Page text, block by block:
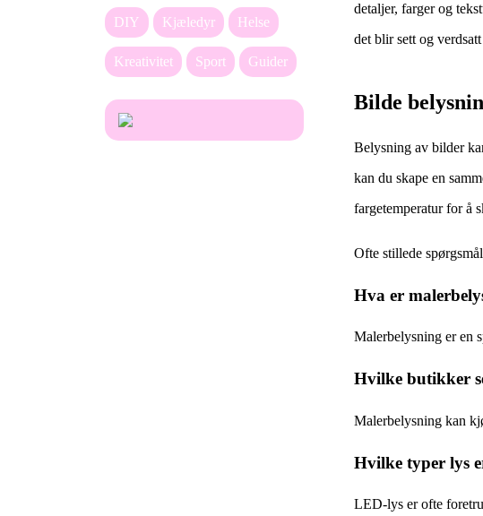
detaljer, farger og
det blir sett og
Bilde
Belysning av bilder
kan du skape en
fargetemperatur for å
Ofte stillede spørgsmål
Hva er
Malerbelysning er en
Hvilke butikker
Malerbelysning kan
Hvilke typer lys
LED-lys er ofte
DIY Kjæledyr Helse
Kreativitet Sport Guider